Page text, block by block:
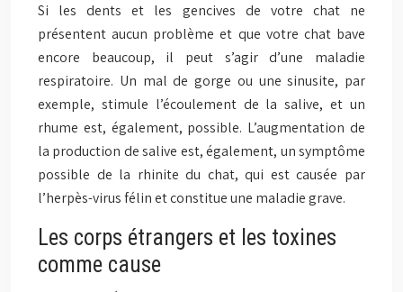
Si les dents et les gencives de votre chat ne
présentent aucun problème et que votre chat bave
encore beaucoup, il peut s’agir d’une maladie
respiratoire. Un mal de gorge ou une sinusite, par
exemple, stimule l’écoulement de la salive, et un
rhume est, également, possible. L’augmentation de
la production de salive est, également, un symptôme
possible de la rhinite du chat, qui est causée par
l’herpès-virus félin et constitue une maladie grave.
Les corps étrangers et les toxines
comme cause